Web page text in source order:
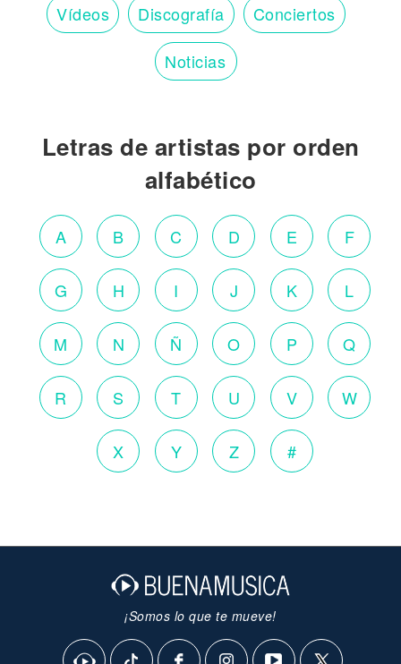
Vídeos Discografía Conciertos
Noticias
Letras de artistas por orden
alfabético
A B C D E F
G H I J K L
M N Ñ O P Q
R S T U V W
X Y Z #
¡Somos lo que te mueve!